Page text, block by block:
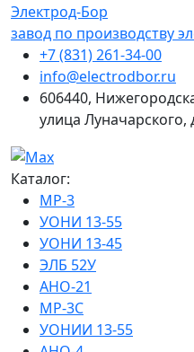
Электрод-Бор
завод по производству
+7 (831) 261-34-00
info@electrodbor.ru
606440,
улица Луначарского,
Каталог:
МР-3
УОНИ 13-55
УОНИ 13-45
ЭЛБ 52У
АНО-21
МР-3С
УОНИИ 13-55